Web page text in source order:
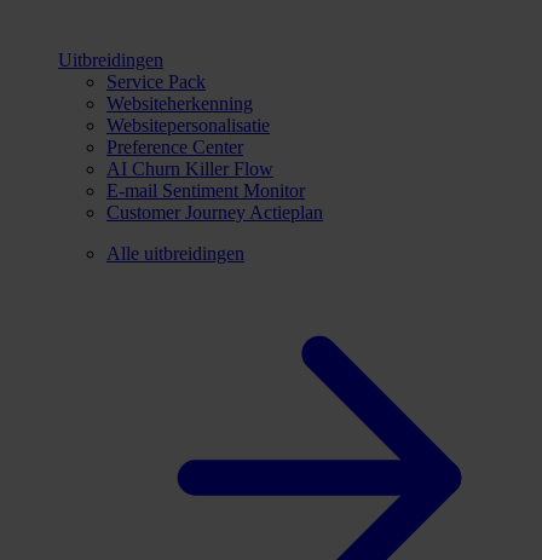
Uitbreidingen
Service Pack
Websiteherkenning
Websitepersonalisatie
Preference Center
AI Churn Killer Flow
E-mail Sentiment Monitor
Customer Journey Actieplan
Alle uitbreidingen